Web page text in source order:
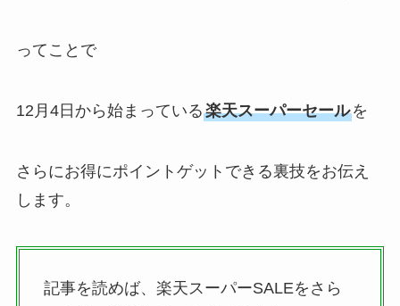
ってことで
12月4日から始まっている楽天スーパーセールを
さらにお得にポイントゲットできる裏技をお伝え
します。
記事を読めば、楽天スーパーSALEをさら